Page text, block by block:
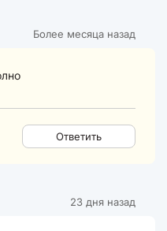
Более месяца назад
Ответить
23 дня назад